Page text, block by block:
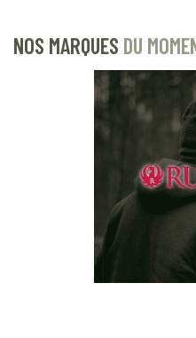
NOS MARQUES DU